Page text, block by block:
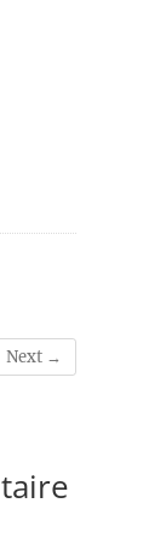
Next →